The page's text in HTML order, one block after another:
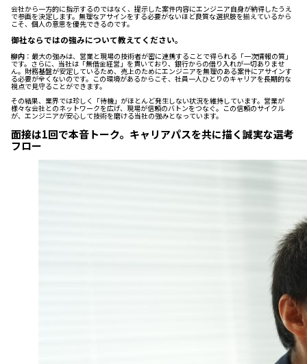
会社から一方的に指示するのではなく、提示した案件内容にエンジニア自身が納得したうえ
で参画を決定します。無理なアサインをする必要がないほど良質な選択肢を揃えているから
こそ、個人の意思を優先できるのです。
御社ならではの強みについて教えてください。
柳内 ：最大の強みは、営業と現場の技術者が密に連携することで得られる「一次情報の質」
です。さらに、当社は「無借金経営」を貫いており、銀行からの借り入れが一切ありませ
ん。財務基盤が安定しているため、売上のためにエンジニアを無理のある案件にアサインす
る必要が全くないのです。この環境があるからこそ、社員一人ひとりのキャリアを長期的な
視点で見守ることができます。
その結果、業界では珍しく「待機」がほとんど発生しない状況を維持しています。営業が
様々な会社とのネットワークを広げ、現場が信頼のバトンをつなぐ。この信頼のサイクル
が、エンジニアが安心して技術を磨ける当社の強みとなっています。
面接は1回で本音トーク。キャリアパスを共に描く誠実な選考
フロー